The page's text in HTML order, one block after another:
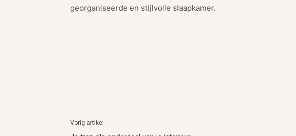
georganiseerde en stijlvolle slaapkamer.
Vorig artikel